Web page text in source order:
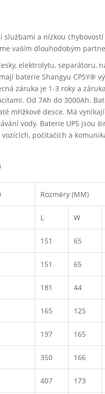
službami a nízkou
vaším dlouhodobým
elektrolytu, separátoru,
baterie Shangyu CPSY®
záruka je 1-3 roky a
Od 7Ah do 3000Ah.
mřížkové desce. Má
vody. Baterie UPS jsou
počítačích a
Rozměry (MM)
L W
151 65
151 65
181 44
165 125
197 165
350 166
407 173